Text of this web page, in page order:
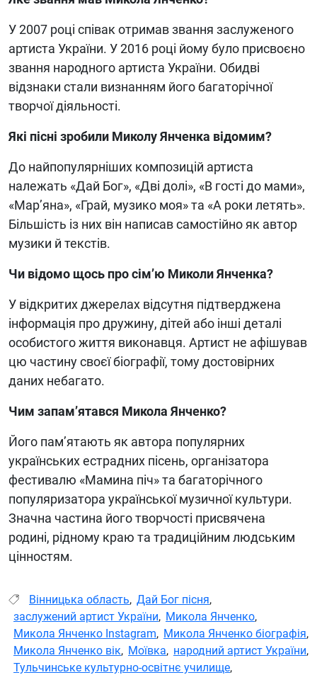
У 2007 році співак отримав звання заслуженого
артиста України. У 2016 році йому було присвоєно
звання народного артиста України. Обидві
відзнаки стали визнанням його багаторічної
творчої діяльності.
Які пісні зробили Миколу Янченка відомим?
До найпопулярніших композицій артиста
належать «Дай Бог», «Дві долі», «В гості до мами»,
«Мар’яна», «Грай, музико моя» та «А роки летять».
Більшість із них він написав самостійно як автор
музики й текстів.
Чи відомо щось про сім’ю Миколи Янченка?
У відкритих джерелах відсутня підтверджена
інформація про дружину, дітей або інші деталі
особистого життя виконавця. Артист не афішував
цю частину своєї біографії, тому достовірних
даних небагато.
Чим запам’ятався Микола Янченко?
Його пам’ятають як автора популярних
українських естрадних пісень, організатора
фестивалю «Мамина піч» та багаторічного
популяризатора української музичної культури.
Значна частина його творчості присвячена
родині, рідному краю та традиційним людським
цінностям.
Вінницька область, Дай Бог пісня,
заслужений артист України, Микола Янченко,
Микола Янченко Instagram, Микола Янченко біографія,
Микола Янченко вік, Моївка, народний артист України,
Тульчинське культурно-освітнє училище,